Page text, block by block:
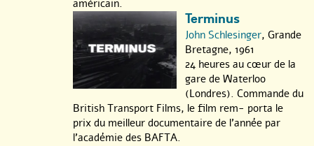
américain.
Terminus
John Schlesinger, Grande
Bretagne, 1961
24 heures au cœur de la
gare de Waterloo
(Londres). Commande du
British Transport Films, le film rem- porta le
prix du meilleur documentaire de l’année par
l’académie des BAFTA.